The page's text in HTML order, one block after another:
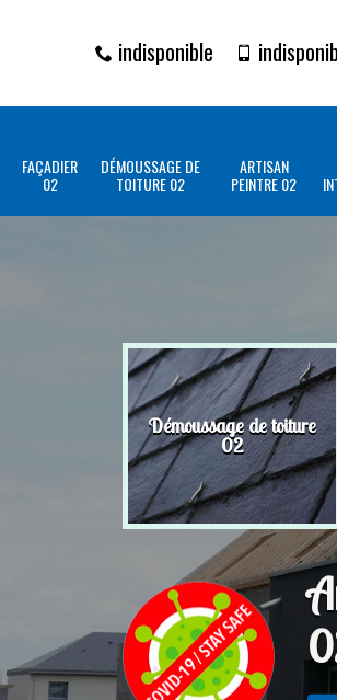
indisponible
FAÇADIER
02
DÉMOUSSAGE DE
TOITURE 02
ARTISAN
PEINTRE 02
Démoussage de toiture
02